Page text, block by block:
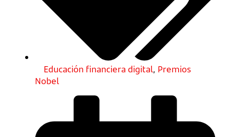
Educación financiera digital, Premios
Nobel